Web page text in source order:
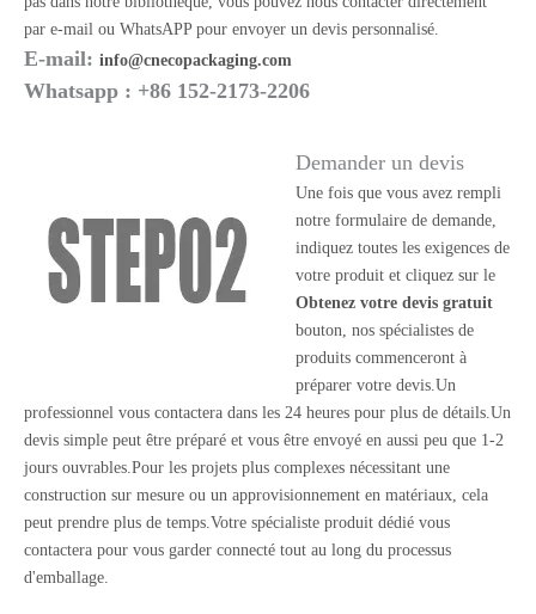
par e-mail ou WhatsAPP pour envoyer un devis personnalisé.
E-mail: info@cnecopackaging.com
Whatsapp : +86 152-2173-2206
Demander un devis
Une fois que vous avez rempli
notre formulaire de demande,
indiquez toutes les exigences de
votre produit et cliquez sur le
Obtenez votre devis gratuit
bouton, nos spécialistes de
produits commenceront à
préparer votre devis.Un
professionnel vous contactera dans les 24 heures pour plus de détails.Un
devis simple peut être préparé et vous être envoyé en aussi peu que 1-2
jours ouvrables.Pour les projets plus complexes nécessitant une
construction sur mesure ou un approvisionnement en matériaux, cela
peut prendre plus de temps.Votre spécialiste produit dédié vous
contactera pour vous garder connecté tout au long du processus
d'emballage.